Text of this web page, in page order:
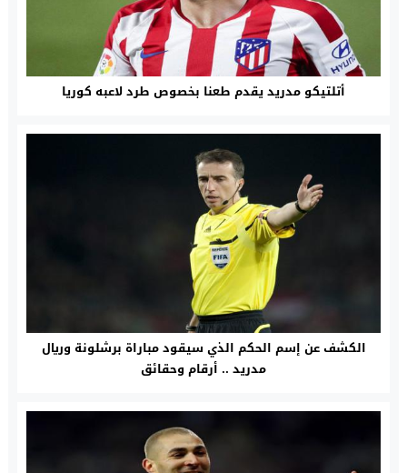
أتلتيكو مدريد يقدم طعنا بخصوص طرد لاعبه كوريا
الكشف عن إسم الحكم الذي سيقود مباراة برشلونة وريال
مدريد .. أرقام وحقائق